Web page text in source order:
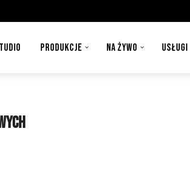
PRODUKCJE NA ŻYWO USŁUGI